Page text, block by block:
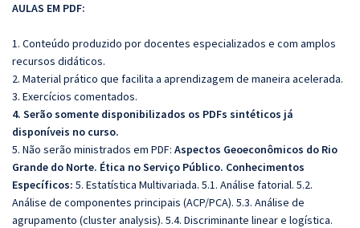
AULAS EM PDF:
1. Conteúdo produzido por docentes especializados e com amplos
recursos didáticos.
2. Material prático que facilita a aprendizagem de maneira acelerada.
3. Exercícios comentados.
4. Serão somente disponibilizados os PDFs sintéticos já
disponíveis no curso.
5. Não serão ministrados em PDF: Aspectos Geoeconômicos do Rio
Grande do Norte. Ética no Serviço Público. Conhecimentos
Específicos: 5. Estatística Multivariada. 5.1. Análise fatorial. 5.2.
Análise de componentes principais (ACP/PCA). 5.3. Análise de
agrupamento (cluster analysis). 5.4. Discriminante linear e logística.